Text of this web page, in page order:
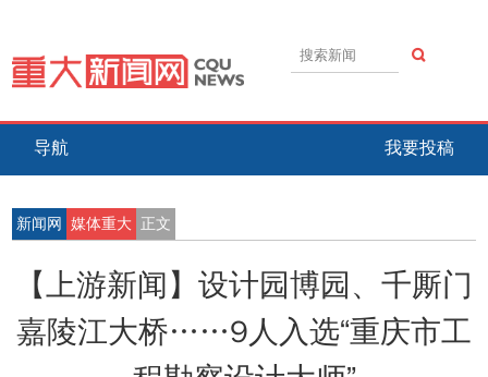
导航 我要投稿
新闻网 媒体重大 正文
【上游新闻】设计园博园、千厮门
嘉陵江大桥……9人入选“重庆市工